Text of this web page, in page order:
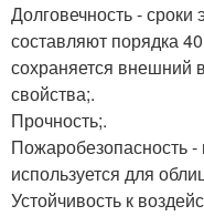
Долговечность -
составляют порядка
сохраняется внешний
свойства;.
Прочность;.
Пожаробезопасность -
используется для
Устойчивость к